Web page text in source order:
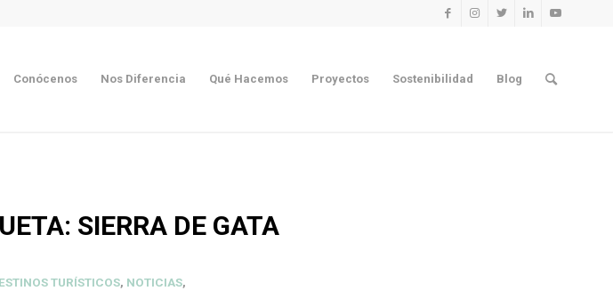
Conócenos Nos Diferencia Qué Hacemos Proyectos Sostenibilidad Blog
SIERRA DE GATA
TURÍSTICOS, NOTICIAS,